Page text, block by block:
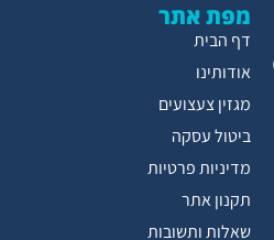
מפת אתר
דף הבית
אודותינו
מגזין צעצועים
ביטול עסקה
מדיניות פרטיות
תקנון אתר
שאלות ותשובות